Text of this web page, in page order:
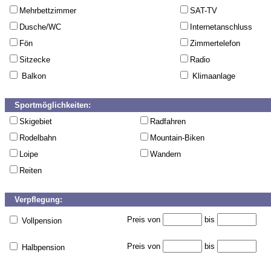
Mehrbettzimmer
SAT-TV
Dusche/WC
Internetanschluss
Fön
Zimmertelefon
Sitzecke
Radio
Balkon
Klimaanlage
Sportmöglichkeiten:
Skigebiet
Radfahren
Rodelbahn
Mountain-Biken
Loipe
Wandern
Reiten
Verpflegung:
Vollpension Preis von bis
Halbpension Preis von bis